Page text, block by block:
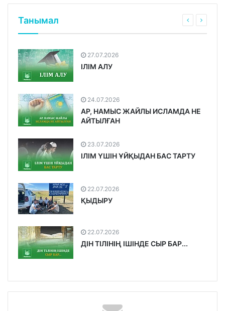
Танымал
27.07.2026
ІЛІМ АЛУ
24.07.2026
АР, НАМЫС ЖАЙЛЫ ИСЛАМДА НЕ
АЙТЫЛҒАН
23.07.2026
ІЛІМ ҮШІН ҰЙҚЫДАН БАС ТАРТУ
22.07.2026
ҚЫДЫРУ
22.07.2026
ДІН ТІЛІНІҢ ІШІНДЕ СЫР БАР...